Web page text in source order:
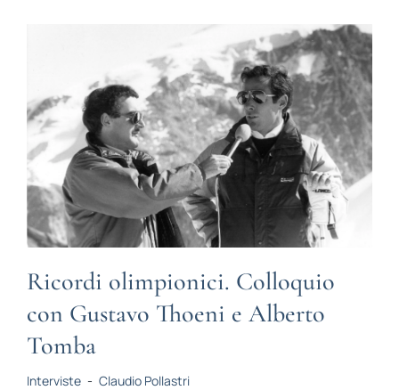
Ricordi olimpionici. Colloquio
con Gustavo Thoeni e Alberto
Tomba
Interviste - Claudio Pollastri